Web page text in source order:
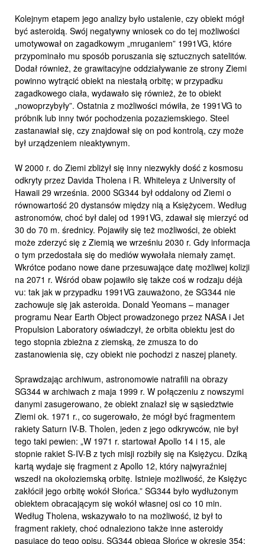
Kolejnym etapem jego analizy było ustalenie, czy obiekt mógł
być asteroidą. Swój negatywny wniosek co do tej możliwości
umotywował on zagadkowym „mruganiem” 1991VG, które
przypominało mu sposób poruszania się sztucznych satelitów.
Dodał również, że grawitacyjne oddziaływanie ze strony Ziemi
powinno wytrącić obiekt na niestałą orbitę; w przypadku
zagadkowego ciała, wydawało się również, że to obiekt
„nowoprzybyły”. Ostatnia z możliwości mówiła, że 1991VG to
próbnik lub inny twór pochodzenia pozaziemskiego. Steel
zastanawiał się, czy znajdował się on pod kontrolą, czy może
był urządzeniem nieaktywnym.
W 2000 r. do Ziemi zbliżył się inny niezwykły dość z kosmosu
odkryty przez Davida Tholena i R. Whiteleya z University of
Hawaii 29 września. 2000 SG344 był oddalony od Ziemi o
równowartość 20 dystansów między nią a Księżycem. Według
astronomów, choć był dalej od 1991VG, zdawał się mierzyć od
30 do 70 m. średnicy. Pojawiły się też możliwości, że obiekt
może zderzyć się z Ziemią we wrześniu 2030 r. Gdy informacja
o tym przedostała się do mediów wywołała niemały zamęt.
Wkrótce podano nowe dane przesuwające datę możliwej kolizji
na 2071 r. Wśród obaw pojawiło się także coś w rodzaju déjà
vu: tak jak w przypadku 1991VG zauważono, że SG344 nie
zachowuje się jak asteroida. Donald Yeomans – manager
programu Near Earth Object prowadzonego przez NASA i Jet
Propulsion Laboratory oświadczył, że orbita obiektu jest do
tego stopnia zbieżna z ziemską, że zmusza to do
zastanowienia się, czy obiekt nie pochodzi z naszej planety.
Sprawdzając archiwum, astronomowie natrafili na obrazy
SG344 w archiwach z maja 1999 r. W połączeniu z nowszymi
danymi zasugerowano, że obiekt znalazł się w sąsiedztwie
Ziemi ok. 1971 r., co sugerowało, że mógł być fragmentem
rakiety Saturn IV-B. Tholen, jeden z jego odkrywców, nie był
tego taki pewien: „W 1971 r. startował Apollo 14 i 15, ale
stopnie rakiet S-IV-B z tych misji rozbiły się na Księżycu. Dziką
kartą wydaje się fragment z Apollo 12, który najwyraźniej
wszedł na okołoziemską orbitę. Istnieje możliwość, że Księżyc
zakłócił jego orbitę wokół Słońca.” SG344 było wydłużonym
obiektem obracającym się wokół własnej osi co 10 min.
Według Tholena, wskazywało to na możliwość, iż był to
fragment rakiety, choć odnaleziono także inne asteroidy
pasujące do tego opisu. SG344 obiega Słońce w okresie 354;